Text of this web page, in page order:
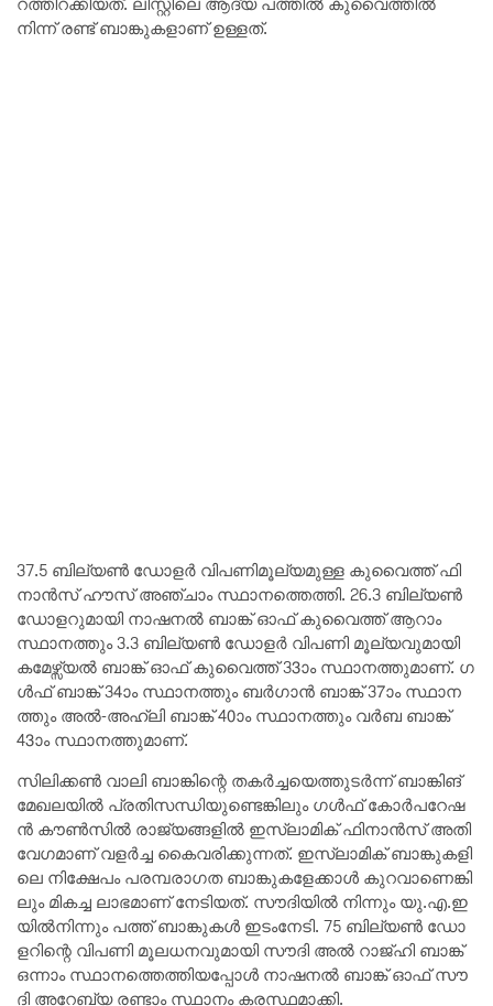
നിന്ന് ര​ണ്ട് ബാ​ങ്കു​കളാണ് ഉള്ളത്.
37.5 ബി​ല്യ​ൺ ഡോ​ള​ർ വി​പ​ണി​മൂ​ല്യ​മു​ള്ള കു​വൈ​ത്ത് ഫി​
നാ​ൻ​സ് ഹൗ​സ് അ​ഞ്ചാം സ്ഥാ​ന​ത്തെ​ത്തി. 26.3 ബി​ല്യ​ൺ
ഡോ​ള​റു​മാ​യി നാ​ഷ​ന​ൽ ബാ​ങ്ക് ഓ​ഫ് കു​വൈ​ത്ത് ആ​റാം
സ്ഥാ​ന​ത്തും 3.3 ബി​ല്യ​ൺ ഡോ​ള​ർ വി​പ​ണി മൂ​ല്യ​വു​മാ​യി
ക​മേ​ഴ്സ്യ​ൽ ബാ​ങ്ക് ഓ​ഫ് കു​വൈ​ത്ത് 33ാം സ്ഥാ​ന​ത്തു​മാ​ണ്. ഗ​
ൾ​ഫ് ബാ​ങ്ക് 34ാം സ്ഥാ​ന​ത്തും ബ​ർ​ഗാ​ൻ ബാ​ങ്ക് 37ാം സ്ഥാ​ന​
ത്തും അ​ൽ-​അ​ഹ്‍ലി ബാ​ങ്ക് 40ാം സ്ഥാ​ന​ത്തും വ​ർ​ബ ബാ​ങ്ക്
43ാം സ്ഥാ​ന​ത്തു​മാ​ണ്.
സി​ലി​ക്ക​ൺ വാ​ലി ബാ​ങ്കി​ന്റെ ത​ക​ർ​ച്ച​യെ​ത്തു​ട​ർ​ന്ന് ബാ​ങ്കി​ങ്
മേ​ഖ​ല​യി​ല്‍ പ്ര​തി​സ​ന്ധി​യു​ണ്ടെ​ങ്കി​ലും ഗ​ൾ​ഫ് കോ​ർ​പ​റേ​ഷ​
ൻ കൗ​ൺ​സി​ൽ രാ​ജ്യ​ങ്ങ​ളി​ൽ ഇ​സ്‍ലാ​മി​ക് ഫി​നാ​ൻ​സ് അ​തി​
വേ​ഗ​മാ​ണ് വ​ള​ർ​ച്ച കൈ​വ​രി​ക്കു​ന്ന​ത്. ഇ​സ്‍ലാ​മി​ക് ബാ​ങ്കു​ക​ളി​
ലെ നി​ക്ഷേ​പം പ​ര​മ്പ​രാ​ഗ​ത ബാ​ങ്കു​ക​ളേ​ക്കാ​ൾ കു​റ​വാ​ണെ​ങ്കി​
ലും മി​ക​ച്ച ലാ​ഭ​മാ​ണ് നേ​ടി​യ​ത്. സൗ​ദി​യി​ല്‍ നി​ന്നും യു.​എ.​ഇ​
യി​ല്‍നി​ന്നും പ​ത്ത് ബാ​ങ്കു​ക​ള്‍ ഇ​ടം​നേ​ടി. 75 ബി​ല്യ​ൺ ഡോ​
ള​റി​ന്റെ വി​പ​ണി മൂ​ല​ധ​ന​വു​മാ​യി സൗ​ദി അ​ൽ റാ​ജ്ഹി ബാ​ങ്ക്
ഒ​ന്നാം സ്ഥാ​ന​ത്തെ​ത്തി​യ​പ്പോ​ള്‍ നാ​ഷ​ന​ൽ ബാ​ങ്ക് ഓ​ഫ് സൗ​
ദി അ​റേ​ബ്യ ര​ണ്ടാം സ്ഥാ​നം ക​ര​സ്ഥ​മാ​ക്കി.